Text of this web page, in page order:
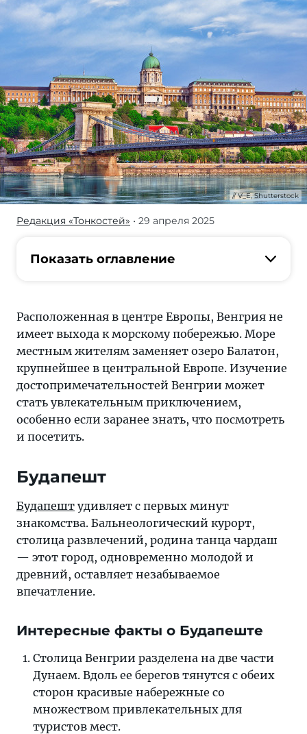
V_E, Shutterstock
Расположенная
центре
морскому
побережью.
Море
озеро
крупнейшее
в
центральной
Европе
Редакция «Тонкостей» • 29 апреля 2025
Показать оглавление
Расположенная в центре Европы, Венгрия не
имеет выхода к морскому побережью. Море
местным жителям заменяет озеро Балатон,
крупнейшее в центральной Европе. Изучение
достопримечательностей Венгрии может
стать увлекательным приключением,
особенно если заранее знать, что посмотреть
и посетить.
Будапешт
Будапешт удивляет с первых минут
знакомства. Бальнеологический курорт,
столица развлечений, родина танца чардаш
— этот город, одновременно молодой и
древний, оставляет незабываемое
впечатление.
Интересные факты о Будапеште
Столица Венгрии разделена на две части
Дунаем. Вдоль ее берегов тянутся с обеих
сторон красивые набережные со
множеством привлекательных для
туристов мест.